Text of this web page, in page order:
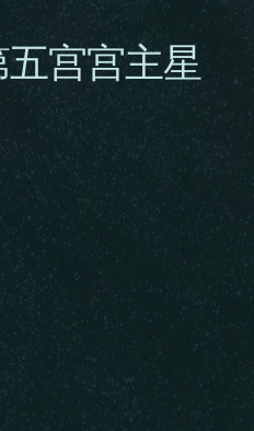
宫宫主星